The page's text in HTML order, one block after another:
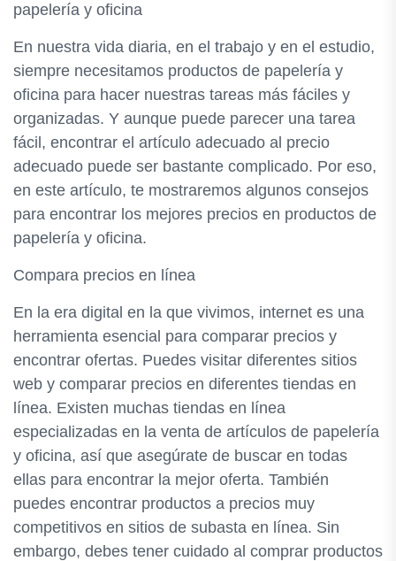
papelería y oficina
En nuestra vida diaria, en el trabajo y en el estudio,
siempre necesitamos productos de papelería y
oficina para hacer nuestras tareas más fáciles y
organizadas. Y aunque puede parecer una tarea
fácil, encontrar el artículo adecuado al precio
adecuado puede ser bastante complicado. Por eso,
en este artículo, te mostraremos algunos consejos
para encontrar los mejores precios en productos de
papelería y oficina.
Compara precios en línea
En la era digital en la que vivimos, internet es una
herramienta esencial para comparar precios y
encontrar ofertas. Puedes visitar diferentes sitios
web y comparar precios en diferentes tiendas en
línea. Existen muchas tiendas en línea
especializadas en la venta de artículos de papelería
y oficina, así que asegúrate de buscar en todas
ellas para encontrar la mejor oferta. También
puedes encontrar productos a precios muy
competitivos en sitios de subasta en línea. Sin
embargo, debes tener cuidado al comprar productos